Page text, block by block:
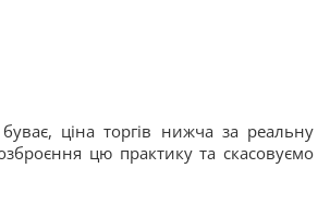
ціна торгів нижча за реальну
цю практику та скасовуємо